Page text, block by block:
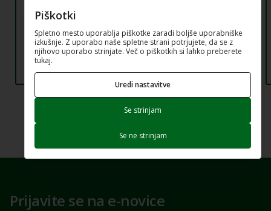
Prijavite se na e-novice
Piškotki
Spletno mesto uporablja piškotke zaradi boljše uporabniške
izkušnje. Z uporabo naše spletne strani potrjujete, da se z
njihovo uporabo strinjate. Več o piškotkih si lahko preberete
tukaj.
Uredi nastavitve
Se strinjam
Se ne strinjam